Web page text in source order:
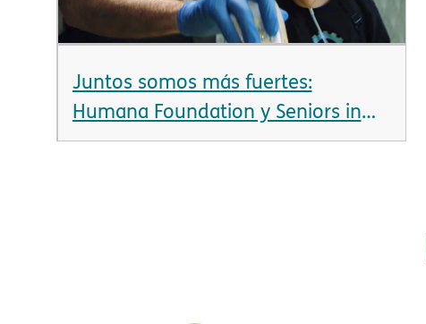
Juntos somos más fuertes:
Humana Foundation y Seniors in
Service​​